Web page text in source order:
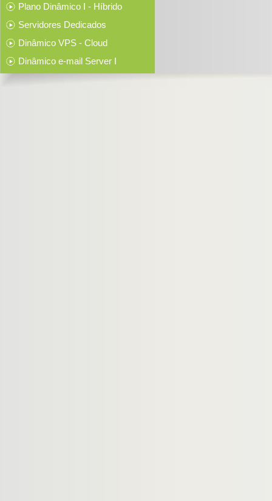
Plano Dinâmico I - Híbrido
Servidores Dedicados
Dinâmico VPS - Cloud
Dinâmico e-mail Server I